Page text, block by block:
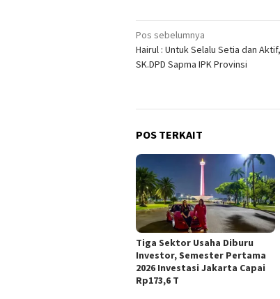
Navigasi
pos
Pos sebelumnya
Hairul : Untuk Selalu Setia dan
SK.DPD Sapma IPK Provinsi
POS TERKAIT
Tiga Sektor Usaha Diburu
Investor, Semester Pertama
2026 Investasi Jakarta Capai
Rp173,6 T